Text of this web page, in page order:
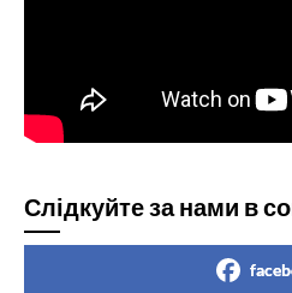
Слідкуйте за нами в